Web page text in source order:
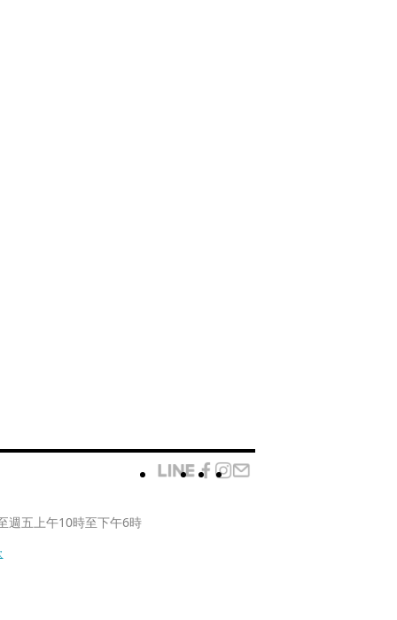
週五上午10時至下午6時